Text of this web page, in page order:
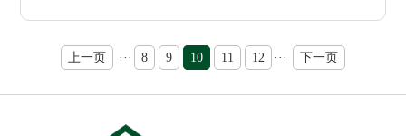
上一页 ··· 8 9 10 11 12 ··· 下一页